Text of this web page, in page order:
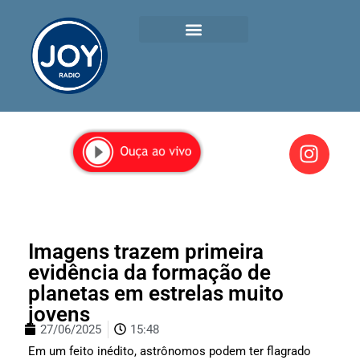
Imagens trazem primeira
evidência da formação de
planetas em estrelas muito
jovens
27/06/2025
15:48
Em um feito inédito, astrônomos podem ter flagrado